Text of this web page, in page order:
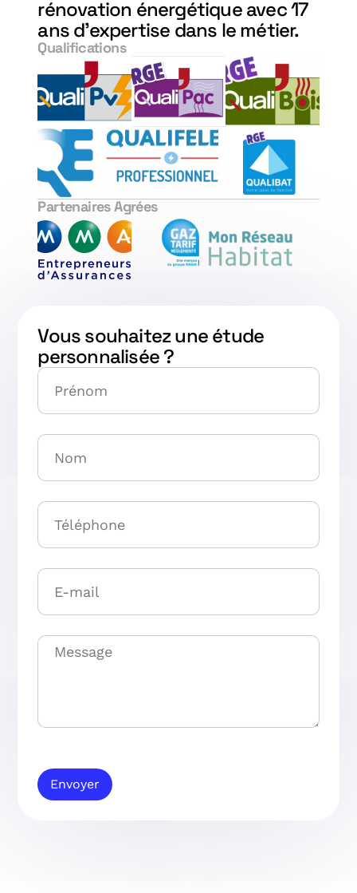
rénovation énergétique avec 17
ans d'expertise dans le métier.
Qualifications
Partenaires Agrées
Vous souhaitez une étude
personnalisée ?
Envoyer